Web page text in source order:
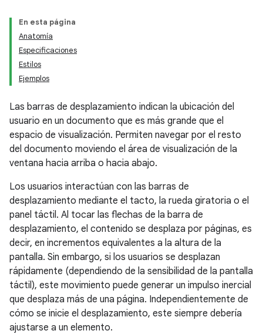
En esta página
Anatomía
Especificaciones
Estilos
Ejemplos
Las barras de desplazamiento indican la ubicación del
usuario en un documento que es más grande que el
espacio de visualización. Permiten navegar por el resto
del documento moviendo el área de visualización de la
ventana hacia arriba o hacia abajo.
Los usuarios interactúan con las barras de
desplazamiento mediante el tacto, la rueda giratoria o el
panel táctil. Al tocar las flechas de la barra de
desplazamiento, el contenido se desplaza por páginas, es
decir, en incrementos equivalentes a la altura de la
pantalla. Sin embargo, si los usuarios se desplazan
rápidamente (dependiendo de la sensibilidad de la pantalla
táctil), este movimiento puede generar un impulso inercial
que desplaza más de una página. Independientemente de
cómo se inicie el desplazamiento, este siempre debería
ajustarse a un elemento.